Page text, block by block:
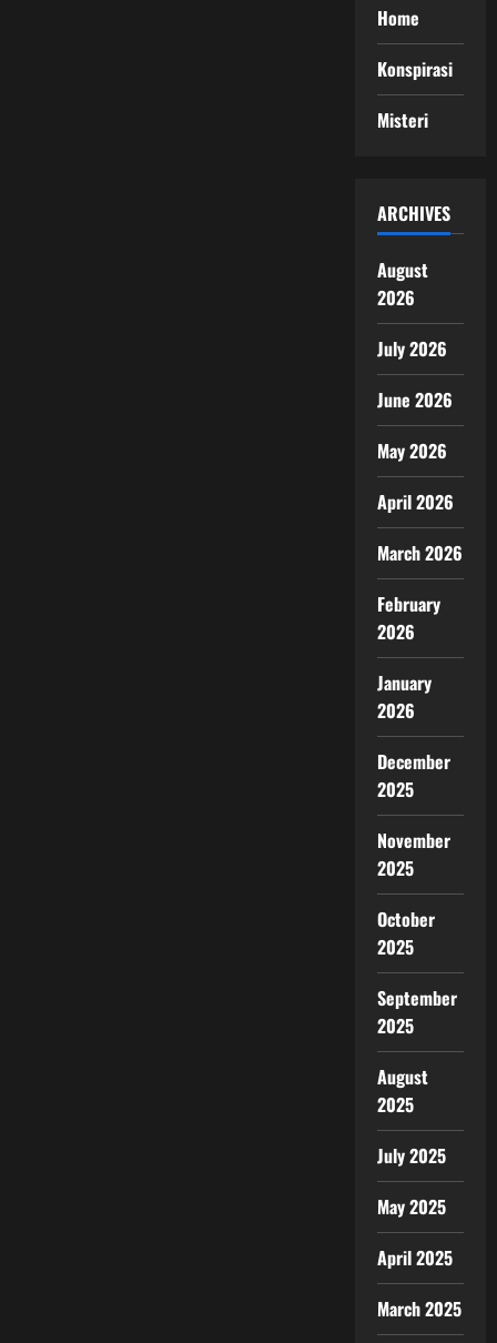
Home
Konspirasi
Misteri
ARCHIVES
August
2026
July 2026
June 2026
May 2026
April 2026
March 2026
February
2026
January
2026
December
2025
November
2025
October
2025
September
2025
August
2025
July 2025
May 2025
April 2025
March 2025